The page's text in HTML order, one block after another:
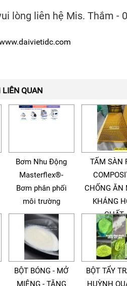
lòng liên hệ Mis. Thắm -
QUAN
Bơm Nhu Động
Masterflex®-
Bơm phân phối
môi trường
TẤM SÀN
CHỐNG ĂN
KHÁNG
CHẤT
BỘT BÓNG - MỞ
MIỆNG - TĂNG
BỘT TẨY
HUỲNH